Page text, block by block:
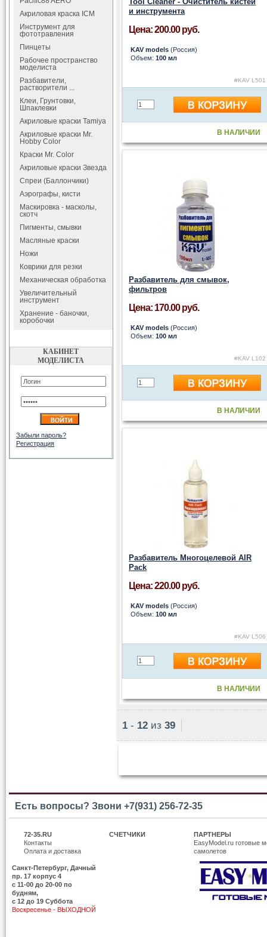
и инструмента
Цена: 200.00 руб.
KAV models (Россия)
Объем: 100 мл
#KAV L501
В НАЛИЧИИ
Разбавитель для смывок,
фильтров
Цена: 170.00 руб.
KAV models (Россия)
Объем: 100 мл
#KAV L102
В НАЛИЧИИ
Разбавитель Многоцелевой AIR
Pack
Цена: 220.00 руб.
KAV models (Россия)
Объем: 100 мл
#KAV L506
В НАЛИЧИИ
1 - 12 из 39
Акриловая краска ICM
Инструмент для
фототравления
Пинцеты
Рабочее пространство
моделиста
Разбавители,
растворители ...
Клеи, Грунтовки,
Шпаклевки
Акриловые краски Tamiya
Акриловые краски Mr.
Hobby Color
Краски Mr. Color
Акриловые краски Звезда
Спреи (Баллончики)
Аэрографы, кисти
Маскировка - масколы,
скотч
Пигменты, смывки
Масляные краски
Ножи
Коврики для резки
Механическая обработка
Увеличительный
инструмент
Хранение - баночки,
коробочки
КАБИНЕТ
МОДЕЛИСТА
Забыли пароль?
Регистрация
Есть вопросы? Звони +7(931) 256-72-35
72-35.RU
Контакты
Оплата и доставка
Санкт-Петербург, Дачный
пр. 17 корпус 4
c 11-00 до 20-00 по
будням,
с 12 до 19 Суббота
Воскресенье - ВЫХОДНОЙ
СЧЕТЧИКИ
ПАРТНЕРЫ
EasyModel.ru готовые
самолетов